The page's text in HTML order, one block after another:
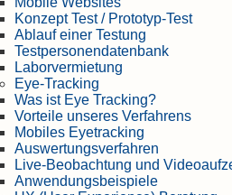
Konzept Test / Prototyp-Test
Ablauf einer Testung
Testpersonendatenbank
Laborvermietung
Eye-Tracking
Was ist Eye Tracking?
Vorteile unseres Verfahrens
Mobiles Eyetracking
Auswertungsverfahren
Live-Beobachtung und
Anwendungsbeispiele